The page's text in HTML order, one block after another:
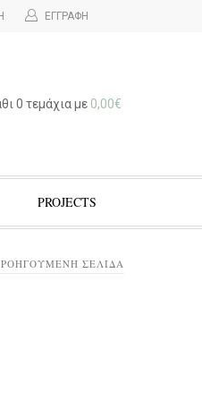
ΕΓΓΡΑΦΉ
0 τεμάχια με 0,00€
PROJECTS
ΣΕΛΊΔΑ